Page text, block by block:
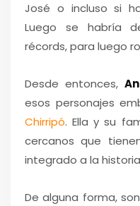
José o incluso si
Luego se habría
récords, para luego
Desde entonces,
esos personajes
Chirripó. Ella y su
cercanos que
integrado a la
De alguna forma,